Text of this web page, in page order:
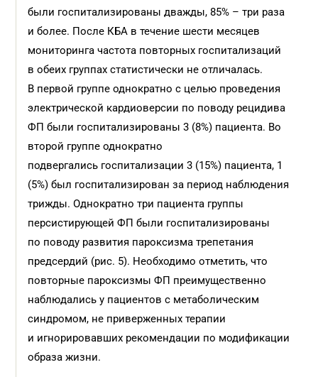
были госпитализированы дважды, 85% – три раза
и более. После КБА в течение шести месяцев
мониторинга частота повторных госпитализаций
в обеих группах статистически не отличалась.
В первой группе однократно с целью проведения
электрической кардиоверсии по поводу рецидива
ФП были госпитализированы 3 (8%) пациента. Во
второй группе однократно
подвергались госпитализации 3 (15%) пациента, 1
(5%) был госпитализирован за период наблюдения
трижды. Однократно три пациента группы
персистирующей ФП были госпитализированы
по поводу развития пароксизма трепетания
предсердий (рис. 5). Необходимо отметить, что
повторные пароксизмы ФП преимущественно
наблюдались у пациентов с метаболическим
синдромом, не приверженных терапии
и игнорировавших рекомендации по модификации
образа жизни.